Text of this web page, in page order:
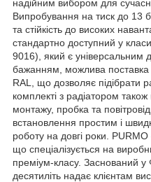
надійним вибором для
Випробування на тиск до 13
та стійкість до високих
стандартно доступний у
9016), який є універсальним
бажанням, можлива
RAL, що дозволяє підібрати
комплекті з радіатором
монтажу, пробка та
встановлення простим і
роботу на довгі роки.
що спеціалізується на
преміум-класу. Заснований у
десятиліть надає клієнтам